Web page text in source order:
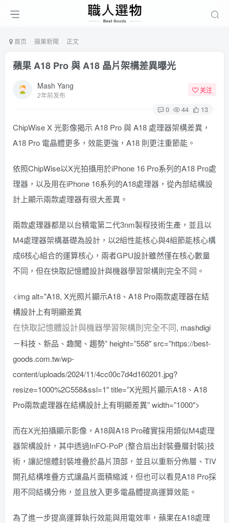
首页 蘋果新聞 正文
蘋果 A18 Pro 與 A18 晶片架構差異曝光
Mash Yang
2年前发布
关注
0 44 13
ChipWise X 光影像揭示 A18 Pro 與 A18 處理器架構差異，
A18 Pro 電晶體更多，效能更強，A18 則更注重節能。
依照ChipWise以X光拍攝用於iPhone 16 Pro系列的A18 Pro處
理器，以及用在iPhone 16系列的A18處理器，從內部結構設
計上顯示兩款處理器有很大差異。
兩款處理器都是以台積電第二代3nm製程技術生產，並且以
M4處理器架構基礎為設計，以2組性能核心與4組節能核心構
成6核心組合的運算核心，兩者GPU設計雖然僅在核心數量
不同，但在快取記憶體設計與機器學習架構則完全不同。
<img alt="A18, X光照片顯示A18、A18 Pro兩款處理器在結
構設計上有明顯差異
在快取記憶體設計與機器學習架構則完全不同, mashdigi
－科技、新品、趣聞、趨勢” height=”558″ src=”https://best-
goods.com.tw/wp-
content/uploads/2024/11/4cc00c7d4d160201.jpg?
resize=1000%2C558&ssl=1″ title=”X光照片顯示A18、A18
Pro兩款處理器在結構設計上有明顯差異” width=”1000″>
而在X光拍攝顯示影像，A18與A18 Pro確實採用類似M4處理
器架構設計，其中透過InFO-PoP (整合扇出封裝疊層封裝)技
術，讓記憶體封裝堆疊於晶片頂部，並且以重新分佈層、TIV
開孔結構堆疊方式讓晶片面積縮減，但也可以看見A18 Pro採
用不同結構分佈，並且放入更多電晶體提高運算效能。
為了進一步提高運算執行效能與用電效率，蘋果在A18處理